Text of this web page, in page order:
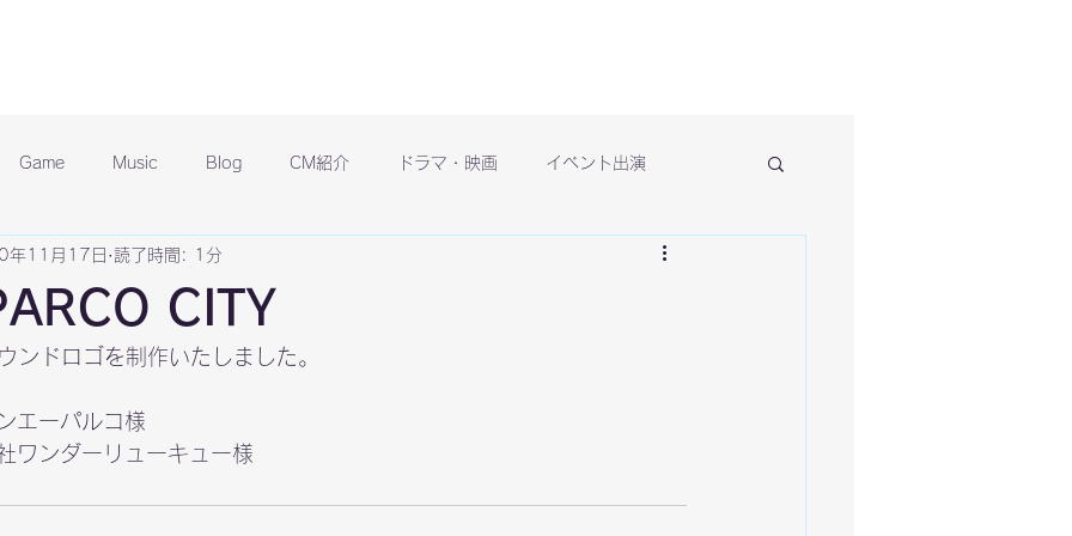
Game Music Blog CM紹介 ドラマ・映画 イベント出演
CITY
年11月17日 読了時間: 1分
エーパルコ様
ワンダーリューキュー様